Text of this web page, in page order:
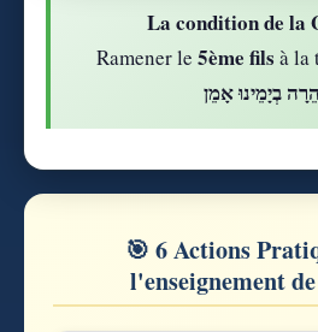
La condition de la
Ramener le 5ème fils à la
בְיָמֵינוּ אָמֵן
🎯 6 Actions
l'enseignement